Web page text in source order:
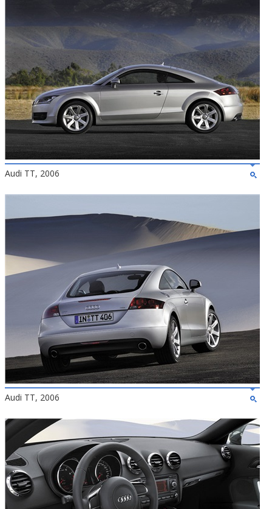
Audi TT, 2006
Audi TT, 2006